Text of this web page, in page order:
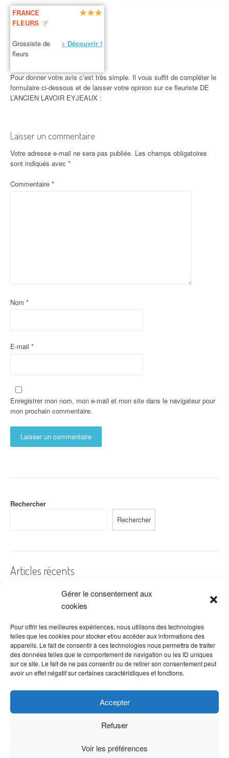
Gérer le consentement aux
cookies
Pour offrir les meilleures expériences, nous utilisons des technologies
telles que les cookies pour stocker et/ou accéder aux informations des
appareils. Le fait de consentir à ces technologies nous permettra de traiter
des données telles que le comportement de navigation ou les ID uniques
sur ce site. Le fait de ne pas consentir ou de retirer son consentement peut
avoir un effet négatif sur certaines caractéristiques et fonctions.
Accepter
Refuser
Voir les préférences
FRANCE
FLEURS
Grossiste de
fleurs
> Découvrir !
Pour donner votre avis c’est très simple. Il vous suffit de compléter le
formulaire ci-dessous et de laisser votre opinion sur ce fleuriste DE
L’ANCIEN LAVOIR EYJEAUX :
Laisser un commentaire
Votre adresse e-mail ne sera pas publiée. Les champs obligatoires
sont indiqués avec *
Commentaire *
Nom *
E-mail *
Enregistrer mon nom, mon e-mail et mon site dans le navigateur pour
mon prochain commentaire.
Rechercher
Rechercher
Articles récents
A quelles dates de l’année offre-t-on des fleurs ?
Les fleurs préférées des Français
Combien de fois arroser un cactus ?
Quelles fleurs offrir pour la fête des mères ?
Idées de décoration avec fleurs séchées